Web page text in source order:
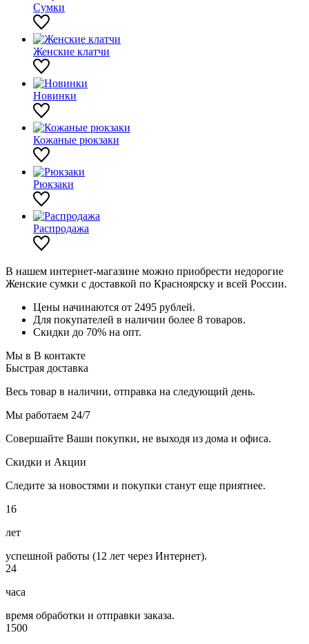
Сумки
Женские клатчи
Новинки
Кожаные рюкзаки
Рюкзаки
Распродажа
В нашем интернет-магазине можно приобрести недорогие
Женские сумки с доставкой по Красноярску и всей России.
Цены начинаются от 2495 рублей.
Для покупателей в наличии более 8 товаров.
Скидки до 70% на опт.
Мы в В контакте
Быстрая доставка
Весь товар в наличии, отправка на следующий день.
Мы работаем 24/7
Совершайте Ваши покупки, не выходя из дома и офиса.
Скидки и Акции
Следите за новостями и покупки станут еще приятнее.
16
лет
успешной работы (12 лет через Интернет).
24
часа
время обработки и отправки заказа.
1500